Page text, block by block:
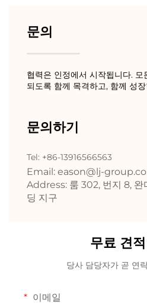
문의
협력은 인정에서 시작됩니다.
되도록 함께 목격하고, 함께 성
문의하기
Tel: +86-13916566563
Email: eason@lj-
Address: 룸 302, 번지 8, 완
딩 지구
무료 견적
당사 담당자가 곧 연
이메일